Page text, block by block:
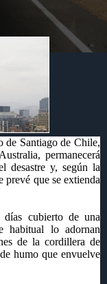
de Santiago de Chile,
permanecerá
desastre y, según la
que se extienda
días cubierto de una
habitual lo adornan
de la cordillera de
humo que envuelve